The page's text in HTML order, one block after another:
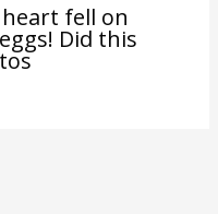
fell on
Did this